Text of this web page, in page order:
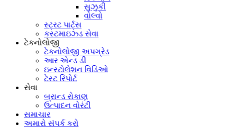
સુઝુકી
વોલ્વો
સ્ટ્રટ પાર્ટ્સ
કસ્ટમાઇઝ્ડ સેવા
ટેકનોલોજી
ટેકનોલોજી અપગ્રેડ
આર એન્ડ ડી
ઇન્સ્ટોલેશન વિડિઓ
ટેસ્ટ રિપોર્ટ
સેવા
બ્રાન્ડ રોકાણ
ઉત્પાદન વોરંટી
સમાચાર
અમારો સંપર્ક કરો